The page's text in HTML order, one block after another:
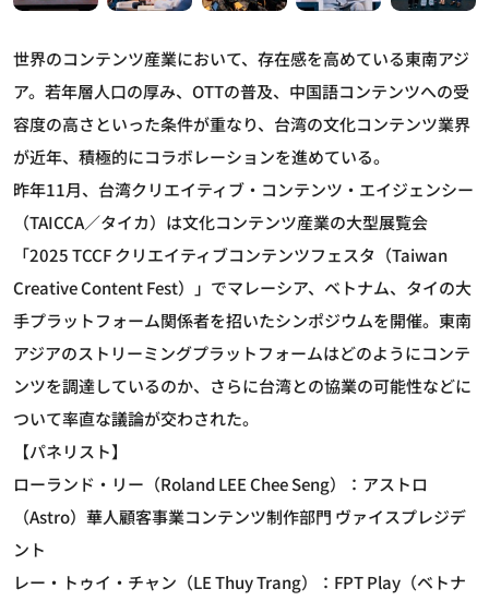
世界のコンテンツ産業において、存在感を高めている東南アジ
ア。若年層人口の厚み、OTTの普及、中国語コンテンツへの受
容度の高さといった条件が重なり、台湾の文化コンテンツ業界
が近年、積極的にコラボレーションを進めている。
昨年11月、台湾クリエイティブ・コンテンツ・エイジェンシー
（TAICCA／タイカ）は文化コンテンツ産業の大型展覧会
「2025 TCCF クリエイティブコンテンツフェスタ（Taiwan
Creative Content Fest）」でマレーシア、ベトナム、タイの大
手プラットフォーム関係者を招いたシンポジウムを開催。東南
アジアのストリーミングプラットフォームはどのようにコンテ
ンツを調達しているのか、さらに台湾との協業の可能性などに
ついて率直な議論が交わされた。
【パネリスト】
ローランド・リー（Roland LEE Chee Seng）：アストロ
（Astro）華人顧客事業コンテンツ制作部門 ヴァイスプレジデ
ント
レー・トゥイ・チャン（LE Thuy Trang）：FPT Play（ベトナ